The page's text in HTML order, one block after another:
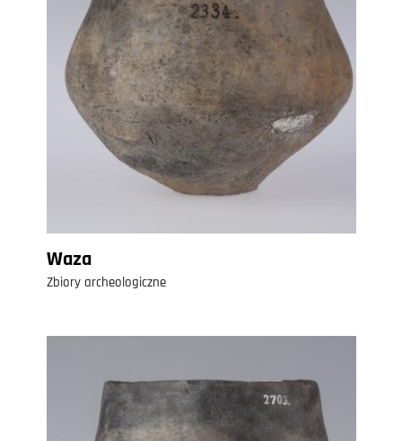
Waza
Zbiory archeologiczne